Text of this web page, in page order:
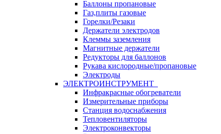
Баллоны пропановые
Газ,плиты газовые
Горелки/Резаки
Держатели электродов
Клеммы заземления
Магнитные держатели
Редукторы для баллонов
Рукава кислородные/пропановые
Электроды
ЭЛЕКТРОИНСТРУМЕНТ
Инфракрасные обогреватели
Измерительные приборы
Станция водоснабжения
Тепловентиляторы
Электроконвекторы